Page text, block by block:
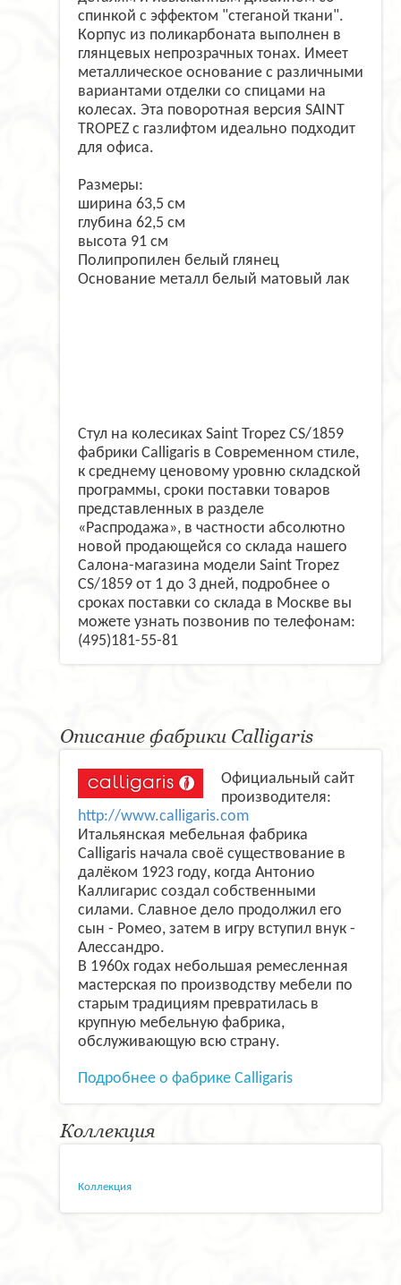
спинкой с эффектом "стеганой ткани".
Корпус из поликарбоната выполнен в
глянцевых непрозрачных тонах. Имеет
металлическое основание с различными
вариантами отделки со спицами на
колесах. Эта поворотная версия SAINT
TROPEZ с газлифтом идеально подходит
для офиса.
Размеры:
ширина 63,5 см
глубина 62,5 см
высота 91 см
Полипропилен белый глянец
Основание металл белый матовый лак
Стул на колесиках Saint Tropez CS/1859
фабрики Calligaris в Современном стиле,
к среднему ценовому уровню складской
программы, сроки поставки товаров
представленных в разделе
«Распродажа», в частности абсолютно
новой продающейся со склада нашего
Салона-магазина модели Saint Tropez
CS/1859 от 1 до 3 дней, подробнее о
сроках поставки со склада в Москве вы
можете узнать позвонив по телефонам:
(495)181-55-81
Описание фабрики Calligaris
Официальный сайт
производителя:
http://www.calligaris.com
Итальянская мебельная фабрика
Calligaris начала своё существование в
далёком 1923 году, когда Антонио
Каллигарис создал собственными
силами. Славное дело продолжил его
сын - Ромео, затем в игру вступил внук -
Алессандро.
В 1960х годах небольшая ремесленная
мастерская по производству мебели по
старым традициям превратилась в
крупную мебельную фабрика,
обслуживающую всю страну.
Подробнее о фабрике Calligaris
Коллекция
Коллекция